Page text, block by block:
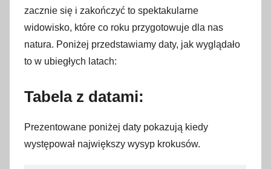
o
2
m
a
a
zacznie się i zakończyć to spektakularne
widowisko, które co roku przygotowuje dla nas
natura. Poniżej przedstawiamy daty, jak wyglądało
to w ubiegłych latach:
Tabela z datami:
Prezentowane poniżej daty pokazują kiedy
występował największy wysyp krokusów.